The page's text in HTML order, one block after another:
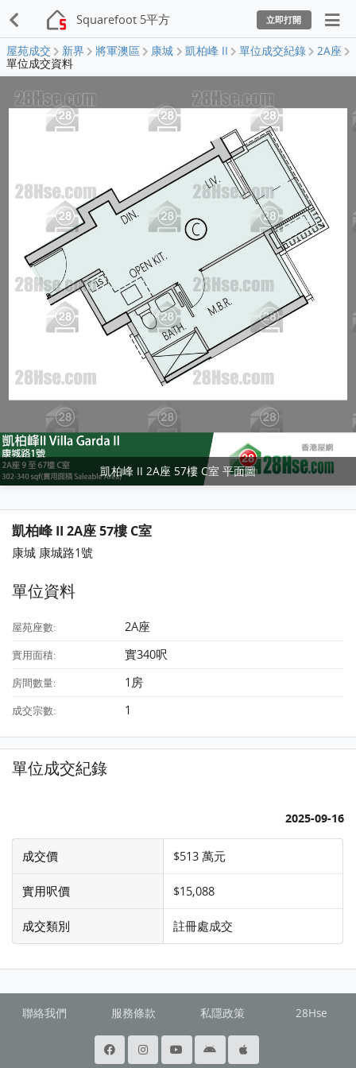
Squarefoot 5平方 立即打開
屋苑成交 新界 將軍澳區 康城 凱柏峰 II 單位成交紀錄
2A座
單位成交資料
凱柏峰 II 2A座 57樓 C室 平面圖
凱柏峰 II 2A座 57樓 C室
康城 康城路1號
單位資料
屋苑座數: 2A座
實用面積: 實340呎
房間數量: 1房
成交宗數: 1
單位成交紀錄
2025-09-16
成交價 $513 萬元
實用呎價 $15,088
成交類別 註冊處成交
聯絡我們 服務條款 私隱政策 28Hse